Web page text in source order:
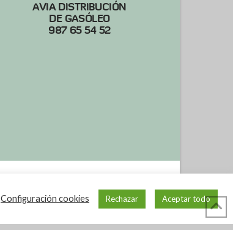
AVIA DISTRIBUCIÓN
DE GASÓLEO
987 65 54 52
Configuración cookies Rechazar Aceptar todo